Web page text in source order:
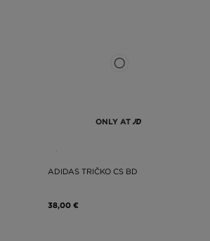
ONLY AT
ADIDAS TRIČKO CS BD
38,00 €